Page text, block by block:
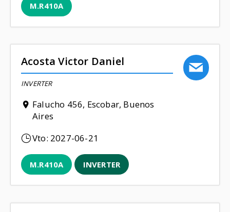
M.R410A
Acosta Victor Daniel
INVERTER
Falucho 456, Escobar, Buenos
Aires
Vto: 2027-06-21
M.R410A INVERTER